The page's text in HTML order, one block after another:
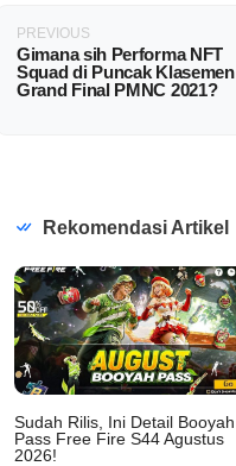
PREVIOUS
Gimana sih Performa NFT
Squad di Puncak Klasemen
Grand Final PMNC 2021?
Rekomendasi Artikel
Sudah Rilis, Ini Detail Booyah
Pass Free Fire S44 Agustus
2026!